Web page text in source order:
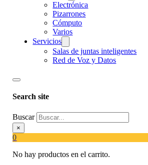
Electrónica
Pizarrones
Cómputo
Varios
Servicios
Salas de juntas inteligentes
Red de Voz y Datos
Search site
Buscar
×
0
No hay productos en el carrito.